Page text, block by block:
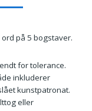
på 5 bogstaver.
for tolerance.
inkluderer
kunstpatronat.
eller